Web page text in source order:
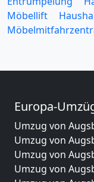
Möbellift
Europa-
Umzug von
Umzug von
Umzug von
Umzug von